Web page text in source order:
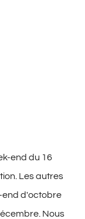
end du 16
Les autres
end d'octobre
Nous